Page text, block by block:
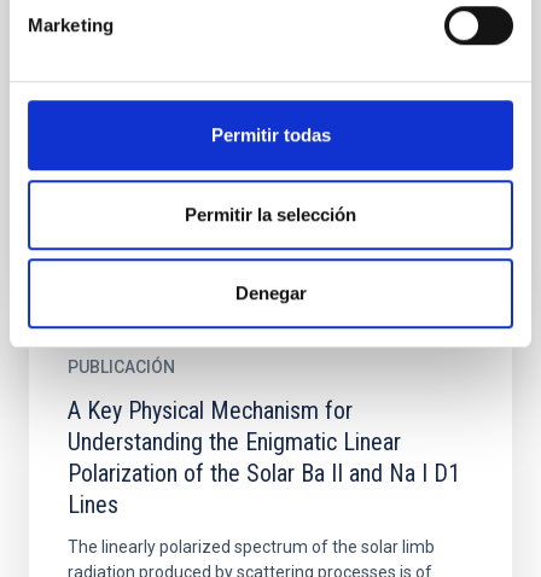
Marketing
Permitir todas
Permitir la selección
Denegar
Penumbrae
Inversions of spectropolarimetric observations of
penumbral filaments deliver the stratification of
different physical quantities in an optical depth
PUBLICACIÓN
A Key Physical Mechanism for
Understanding the Enigmatic Linear
Polarization of the Solar Ba II and Na I D1
Lines
The linearly polarized spectrum of the solar limb
radiation produced by scattering processes is of